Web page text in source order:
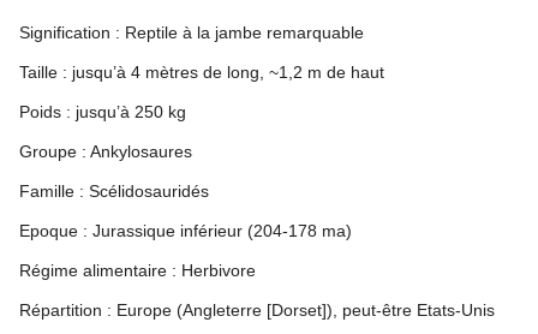
Signification : Reptile à la jambe remarquable
Taille : jusqu’à 4 mètres de long, ~1,2 m de haut
Poids : jusqu’à 250 kg
Groupe : Ankylosaures
Famille : Scélidosauridés
Epoque : Jurassique inférieur (204-178 ma)
Régime alimentaire : Herbivore
Répartition : Europe (Angleterre [Dorset]), peut-être Etats-Unis